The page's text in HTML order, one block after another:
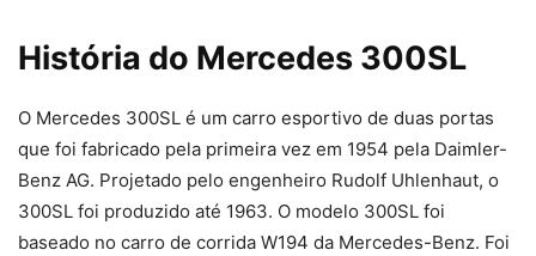
História do Mercedes 300SL
O Mercedes 300SL é um carro esportivo de duas portas
que foi fabricado pela primeira vez em 1954 pela Daimler-
Benz AG. Projetado pelo engenheiro Rudolf Uhlenhaut, o
300SL foi produzido até 1963. O modelo 300SL foi
baseado no carro de corrida W194 da Mercedes-Benz. Foi